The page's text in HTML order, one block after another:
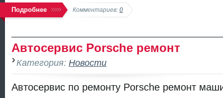
Подробнее Комментариев: 0
Автосервис Porsche ремонт
Категория: Новости
Автосервис по ремонту Porsche ремонт